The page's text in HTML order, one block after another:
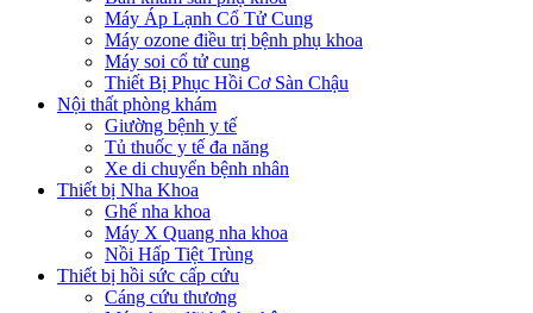
Máy Áp Lạnh Cổ Tử Cung
Máy ozone điều trị bệnh phụ khoa
Máy soi cổ tử cung
Thiết Bị Phục Hồi Cơ Sàn Chậu
Nội thất phòng khám
Giường bệnh y tế
Tủ thuốc y tế đa năng
Xe di chuyển bệnh nhân
Thiết bị Nha Khoa
Ghế nha khoa
Máy X Quang nha khoa
Nồi Hấp Tiệt Trùng
Thiết bị hồi sức cấp cứu
Cáng cứu thương